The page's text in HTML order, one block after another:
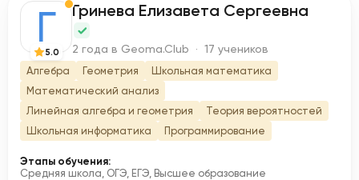
Г
5.0
Гринева Елизавета Сергеевна
2 года в Geoma.Club · 17 учеников
Алгебра Геометрия
Школьная математика
Математический анализ
Линейная алгебра и геометрия
Теория вероятностей
Школьная информатика
Программирование
Этапы обучения:
Средняя школа, ОГЭ, ЕГЭ, Высшее образование